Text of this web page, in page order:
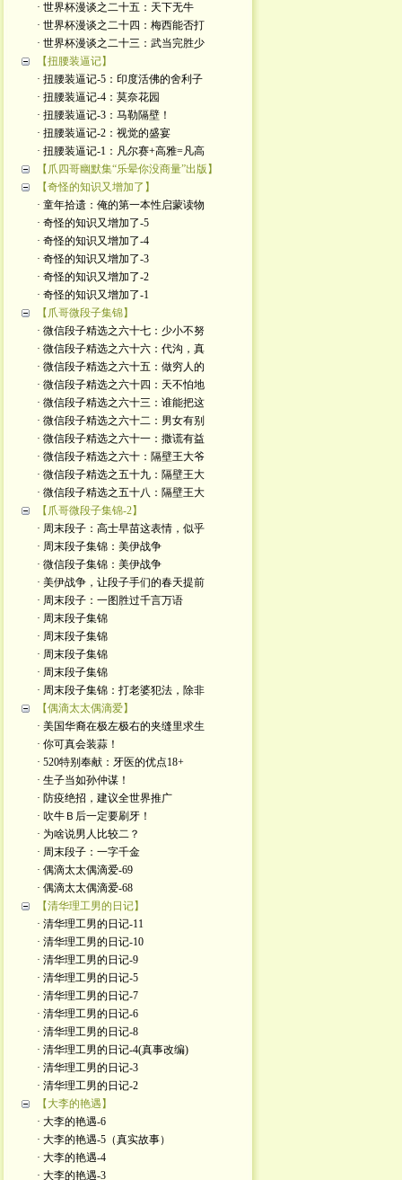
· 世界杯漫谈之二十五：天下无牛
· 世界杯漫谈之二十四：梅西能否打
· 世界杯漫谈之二十三：武当完胜少
【扭腰装逼记】
· 扭腰装逼记-5：印度活佛的舍利子
· 扭腰装逼记-4：莫奈花园
· 扭腰装逼记-3：马勒隔壁！
· 扭腰装逼记-2：视觉的盛宴
· 扭腰装逼记-1：凡尔赛+高雅=凡高
【爪四哥幽默集“乐晕你没商量”出版】
【奇怪的知识又增加了】
· 童年拾遗：俺的第一本性启蒙读物
· 奇怪的知识又增加了-5
· 奇怪的知识又增加了-4
· 奇怪的知识又增加了-3
· 奇怪的知识又增加了-2
· 奇怪的知识又增加了-1
【爪哥微段子集锦】
· 微信段子精选之六十七：少小不努
· 微信段子精选之六十六：代沟，真
· 微信段子精选之六十五：做穷人的
· 微信段子精选之六十四：天不怕地
· 微信段子精选之六十三：谁能把这
· 微信段子精选之六十二：男女有别
· 微信段子精选之六十一：撒谎有益
· 微信段子精选之六十：隔壁王大爷
· 微信段子精选之五十九：隔壁王大
· 微信段子精选之五十八：隔壁王大
【爪哥微段子集锦-2】
· 周末段子：高士早苗这表情，似乎
· 周末段子集锦：美伊战争
· 微信段子集锦：美伊战争
· 美伊战争，让段子手们的春天提前
· 周末段子：一图胜过千言万语
· 周末段子集锦
· 周末段子集锦
· 周末段子集锦
· 周末段子集锦
· 周末段子集锦：打老婆犯法，除非
【偶滴太太偶滴爱】
· 美国华裔在极左极右的夹缝里求生
· 你可真会装蒜！
· 520特别奉献：牙医的优点18+
· 生子当如孙仲谋！
· 防疫绝招，建议全世界推广
· 吹牛Ｂ后一定要刷牙！
· 为啥说男人比较二？
· 周末段子：一字千金
· 偶滴太太偶滴爱-69
· 偶滴太太偶滴爱-68
【清华理工男的日记】
· 清华理工男的日记-11
· 清华理工男的日记-10
· 清华理工男的日记-9
· 清华理工男的日记-5
· 清华理工男的日记-7
· 清华理工男的日记-6
· 清华理工男的日记-8
· 清华理工男的日记-4(真事改编)
· 清华理工男的日记-3
· 清华理工男的日记-2
【大李的艳遇】
· 大李的艳遇-6
· 大李的艳遇-5（真实故事）
· 大李的艳遇-4
· 大李的艳遇-3